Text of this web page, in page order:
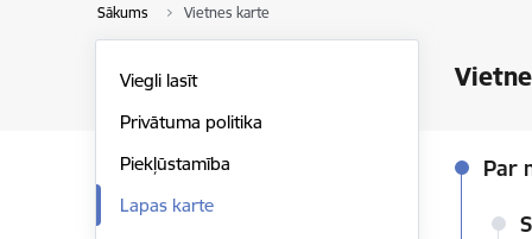
Sākums Vietnes karte
Viegli lasīt
Privātuma politika
Piekļūstamība
Lapas karte
Par